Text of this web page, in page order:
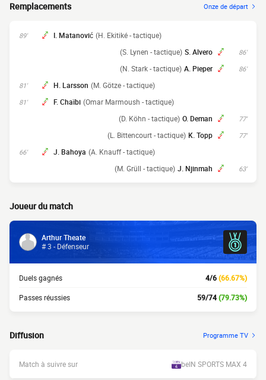
Remplacements Onze de départ
89' I. Matanović (H. Ekitiké - tactique)
86'
S. Alvero
(S. Lynen - tactique)
86'
A. Pieper
(N. Stark - tactique)
81' H. Larsson (M. Götze - tactique)
81' F. Chaïbi (Omar Marmoush - tactique)
77'
O. Deman
(D. Köhn - tactique)
77'
K. Topp
(L. Bittencourt - tactique)
66' J. Bahoya (A. Knauff - tactique)
63'
J. Njinmah
(M. Grüll - tactique)
Joueur du match
Arthur Theate
# 3 - Défenseur
Duels gagnés 4/6(66.67%)
Passes réussies 59/74(79.73%)
Diffusion Programme TV
Match à suivre sur beIN SPORTS MAX 4